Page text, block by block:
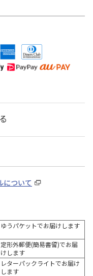
について
ゆうパケットでお届けします
定形外郵便(簡易書留)でお届
けします
レターパックライトでお届け
します